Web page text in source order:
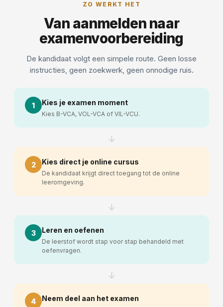
ZO WERKT HET
Van aanmelden naar
examenvoorbereiding
De kandidaat volgt een simpele route. Geen losse
instructies, geen zoekwerk, geen onnodige ruis.
1 Kies je examen moment
Kies B-VCA, VOL-VCA of VIL-VCU.
↓
2 Kies direct je online cursus
De kandidaat krijgt direct toegang tot de online
leeromgeving.
↓
3 Leren en oefenen
De leerstof wordt stap voor stap behandeld met
oefenvragen.
↓
4 Neem deel aan het examen